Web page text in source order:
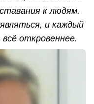
к людям.
и каждый
откровеннее.